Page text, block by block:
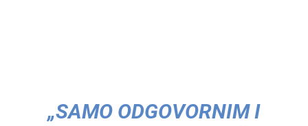
„SAMO ODGOVORNIM I